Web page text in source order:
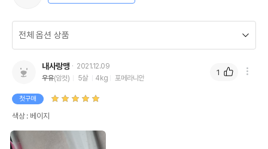
내사랑맹
2021.12.09
우유(암컷) 5살 4kg 포메라니안
첫구매
색상 : 베이지
1